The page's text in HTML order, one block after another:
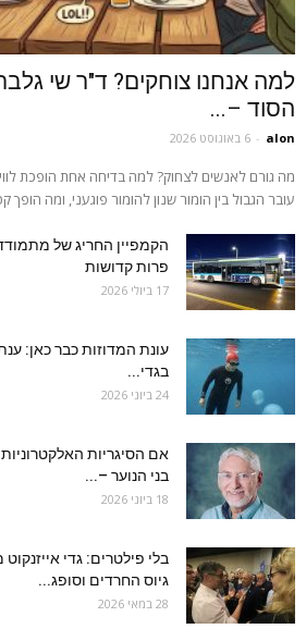
למה אנחנו צוחקים? ד"ר שי
הסוד –...
alon
- 6 באוגוסט 2026
מה גורם לאנשים לצחוק? למה בדיחה אחת הופכת
עובר הגבול בין הומור שנון להומור פוגעני, ומה הופך
הקמפיין החריג של
פרות קדושות
17 ביולי 2026
עונת המדוזות כבר כאן:
בגדי...
24 ביוני 2026
אם הסיגריות
בני הנוער –...
18 ביוני 2026
בלי פילטרים: גדי
גיוס החרדים וסופג...
28 במאי 2026